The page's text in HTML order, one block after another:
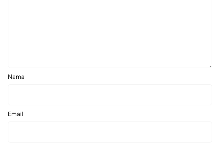
Nama
Email